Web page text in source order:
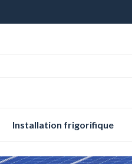
Installation frigorifique